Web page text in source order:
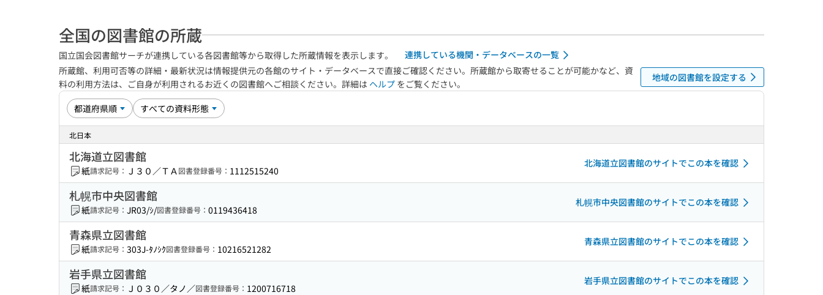
全国の図書館の所蔵
国立国会図書館サーチが連携している各図書館等から取得した所蔵情報を表示します。
連携している機関・データベースの一覧
所蔵館、利用可否等の詳細・最新状況は情報提供元の各館のサイト・データベースで直接ご確認ください。所蔵館から取寄せることが可能かなど、資
料の利用方法は、ご自身が利用されるお近くの図書館へご相談ください。詳細は ヘルプ をご覧ください。
地域の図書館を設定する
北日本
北海道立図書館
紙請求記号： Ｊ３０／ＴＡ図書登録番号： 1112515240
北海道立図書館のサイトでこの本を確認
札幌市中央図書館
紙請求記号： JR03/ｼ/図書登録番号： 0119436418
札幌市中央図書館のサイトでこの本を確認
青森県立図書館
紙請求記号： 303J-ﾀﾉｼｸ図書登録番号： 10216521282
青森県立図書館のサイトでこの本を確認
岩手県立図書館
紙請求記号： Ｊ０３０／タノ／図書登録番号： 1200716718
岩手県立図書館のサイトでこの本を確認